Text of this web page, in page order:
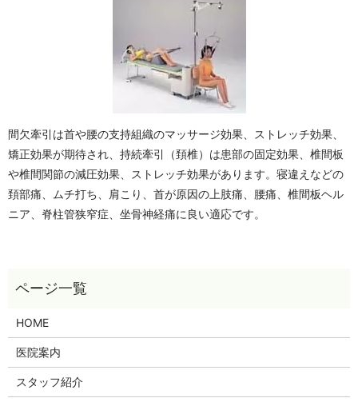
間欠牽引は首や腰の支持組織のマッサージ効果、ストレッチ効果、
矯正効果が期待され、持続牽引（頚椎）は患部の固定効果、椎間板
や椎間関節の減圧効果、ストレッチ効果があります。寝違えなどの
頚部痛、ムチ打ち、肩こり、首が原因の上肢痛、腰痛、椎間板ヘル
ニア、脊柱管狭窄症、坐骨神経痛に良い適応です。
HOME
医院案内
スタッフ紹介